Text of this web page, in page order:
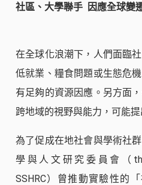
社區、大學聯手 因應全球變
在全球化浪潮下，人們面臨
低就業、糧食問題或生態危
有足夠的資源因應。另方面
跨地域的視野與能力，可能
為了促成在地社會與學術社
學與人文研究委員會（
SSHRC）曾推動實驗性的「